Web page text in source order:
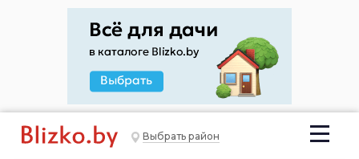
Выбрать район